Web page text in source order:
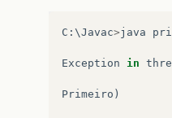
C : \Javac>java
Exception in
Primeiro )